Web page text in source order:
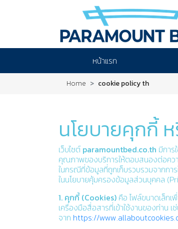
หน้าแรก
Home cookie policy th
นโยบายคุกกี้
เว็บไซต์paramountbed.co.th มีการ
คุณภาพของบริการให้ตอบสนองต่อควา
ในกรณีที่ข้อมูลที่ถูกเก็บรวบรวมจากกา
ในนโยบายคุ้มครองข้อมูลส่วนบุคคล
1. คุกกี้ (Cookies) คือ ไฟล์ขนาดเล็กเ
เครื่องมือสื่อสารที่เข้าใช้งานของท่าน
จาก https://